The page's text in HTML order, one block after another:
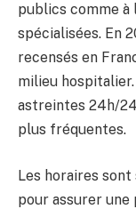
publics comme à
spécialisées. En
recensés en
milieu
astreintes 24h/
plus fréquentes.
Les horaires
pour assurer une